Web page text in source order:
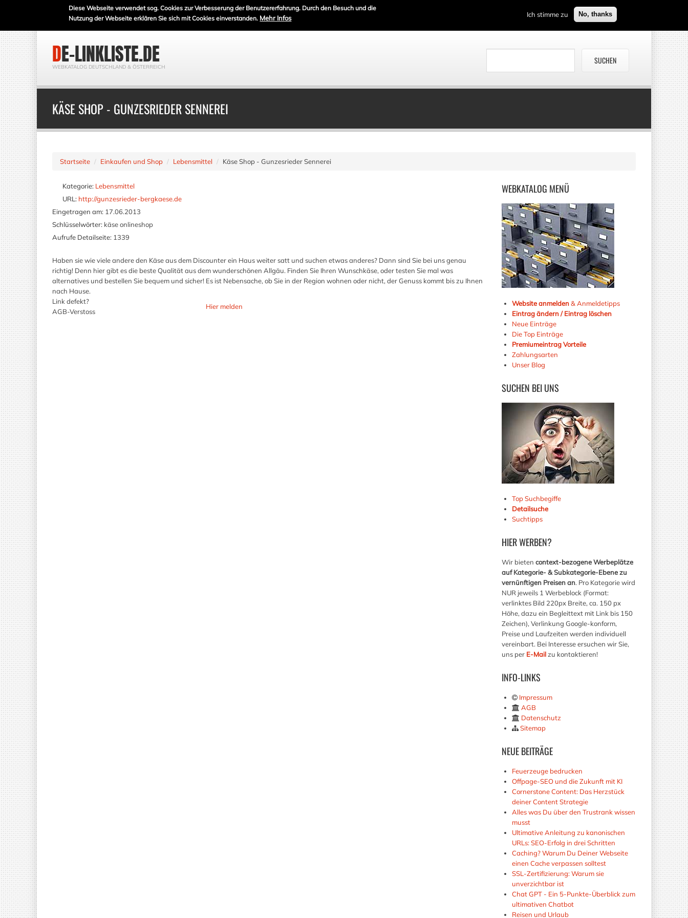
Diese Webseite verwendet sog. Cookies zur Verbesserung der Benutzererfahrung. Durch den Besuch und die
Nutzung der Webseite erklären Sie sich mit Cookies einverstanden. Mehr Infos Ich stimme zu No, thanks
DE-LINKLISTE.DE
WEBKATALOG DEUTSCHLAND & ÖSTERREICH
KÄSE SHOP - GUNZESRIEDER SENNEREI
Startseite Einkaufen und Shop Lebensmittel Käse Shop - Gunzesrieder Sennerei
WEBKATALOG MENÜ
Website anmelden& Anmeldetipps
Eintrag ändern / Eintrag löschen
Neue Einträge
Die Top Einträge
Premiumeintrag Vorteile
Zahlungsarten
Unser Blog
SUCHEN BEI UNS
Top Suchbegiffe
Detailsuche
Suchtipps
HIERWERBEN?
Wir bieten context-bezogene Werbeplätze
auf Kategorie- & Subkategorie-Ebene zu
vernünftigen Preisen an. Pro Kategorie wird
NUR jeweils 1 Werbeblock (Format:
verlinktes Bild 220px Breite, ca. 150 px
Höhe, dazu ein Begleittext mit Link bis 150
Zeichen), Verlinkung Google-konform,
Preise und Laufzeiten werden individuell
vereinbart. Bei Interesse ersuchen wir Sie,
uns per E-Mailzu kontaktieren!
INFO-LINKS
Impressum
AGB
Datenschutz
Sitemap
NEUEBEITRÄGE
Feuerzeuge bedrucken
Offpage-SEO und die Zukunft mit KI
Cornerstone Content: Das Herzstück
deiner Content Strategie
Alles was Du über den Trustrank wissen
musst
Ultimative Anleitung zu kanonischen
URLs: SEO-Erfolg in drei Schritten
Caching? Warum Du Deiner Webseite
einen Cache verpassen solltest
SSL-Zertifizierung: Warum sie
unverzichtbar ist
Chat GPT - Ein 5-Punkte-Überblick zum
ultimativen Chatbot
Reisen und Urlaub
Kategorie: Lebensmittel
URL: http://gunzesrieder-bergkaese.de
Eingetragen am: 17.06.2013
Schlüsselwörter: käse onlineshop
Aufrufe Detailseite: 1339
Haben sie wie viele andere den Käse aus dem Discounter ein Haus weiter satt und suchen etwas anderes? Dann sind Sie bei uns genau
richtig! Denn hier gibt es die beste Qualität aus dem wunderschönen Allgäu. Finden Sie Ihren Wunschkäse, oder testen Sie mal was
alternatives und bestellen Sie bequem und sicher! Es ist Nebensache, ob Sie in der Region wohnen oder nicht, der Genuss kommt bis zu Ihnen
nach Hause.
Link defekt?
AGB-Verstoss
Hier melden